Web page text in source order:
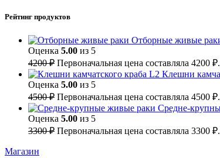
Рейтинг продуктов
Отборные живые
Оценка 5.00 из 5
4200₽ Первоначальная цена составляла 4200 ₽.
Клешни
Оценка 5.00 из 5
4500₽ Первоначальная цена составляла 4500 ₽.
Средне-
Оценка 5.00 из 5
3300₽ Первоначальная цена составляла 3300 ₽.
Магазин